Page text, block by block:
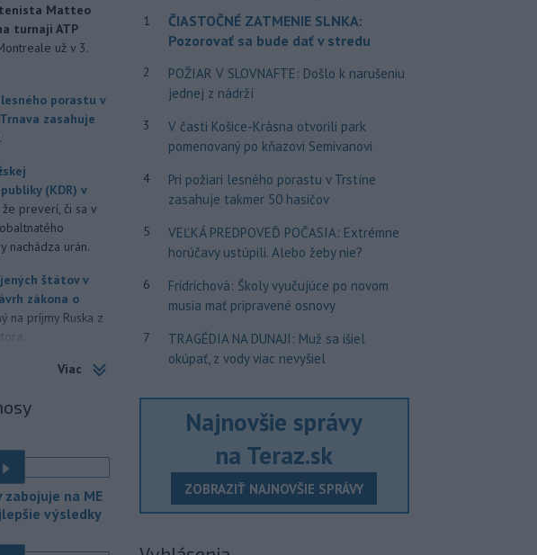
Matteo
turnaji ATP
už v 3.
porastu v
zasahuje
(KDR) v
že preverí, či sa v
nachádza urán.
štátov v
zákona o
na príjmy Ruska z
polícia prispela k
páchateľa v
v
Slovnaft je
jeho vzniku
Viac
na ME
výsledky
1
ČIASTOČNÉ ZATMENIE SLNKA:
Pozorovať sa bude dať v stredu
2
POŽIAR V SLOVNAFTE: Došlo k narušeniu
jednej z nádrží
3
V časti Košice-Krásna otvorili park
pomenovaný po kňazovi Semivanovi
4
Pri požiari lesného porastu v Trstíne
zasahuje takmer 50 hasičov
5
VEĽKÁ PREDPOVEĎ POČASIA: Extrémne
horúčavy ustúpili. Alebo žeby nie?
6
Fridrichová: Školy vyučujúce po novom
musia mať pripravené osnovy
7
TRAGÉDIA NA DUNAJI: Muž sa išiel
okúpať, z vody viac nevyšiel
Najnovšie správy
na Teraz.sk
ZOBRAZIŤ NAJNOVŠIE SPRÁVY